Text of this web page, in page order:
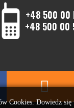
+48 500 00
+48 500 00
Cookies. Dowiedz się